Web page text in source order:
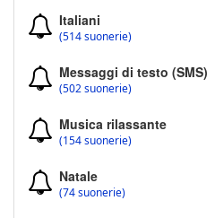
Italiani
(514 suonerie)
Messaggi di testo (SMS)
(502 suonerie)
Musica rilassante
(154 suonerie)
Natale
(74 suonerie)